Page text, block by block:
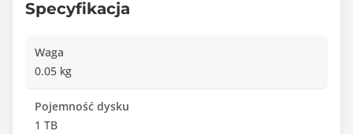
Specyfikacja
Waga
0.05 kg
Pojemność dysku
1 TB